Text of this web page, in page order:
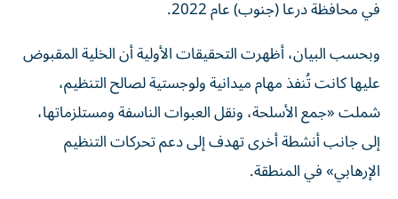
في محافظة درعا (جنوب) عام 2022.
وبحسب البيان، أظهرت التحقيقات الأولية أن الخلية المقبوض
عليها كانت تُنفذ مهام ميدانية ولوجستية لصالح التنظيم،
شملت «جمع الأسلحة، ونقل العبوات الناسفة ومستلزماتها،
إلى جانب أنشطة أخرى تهدف إلى دعم تحركات التنظيم
الإرهابي» في المنطقة.